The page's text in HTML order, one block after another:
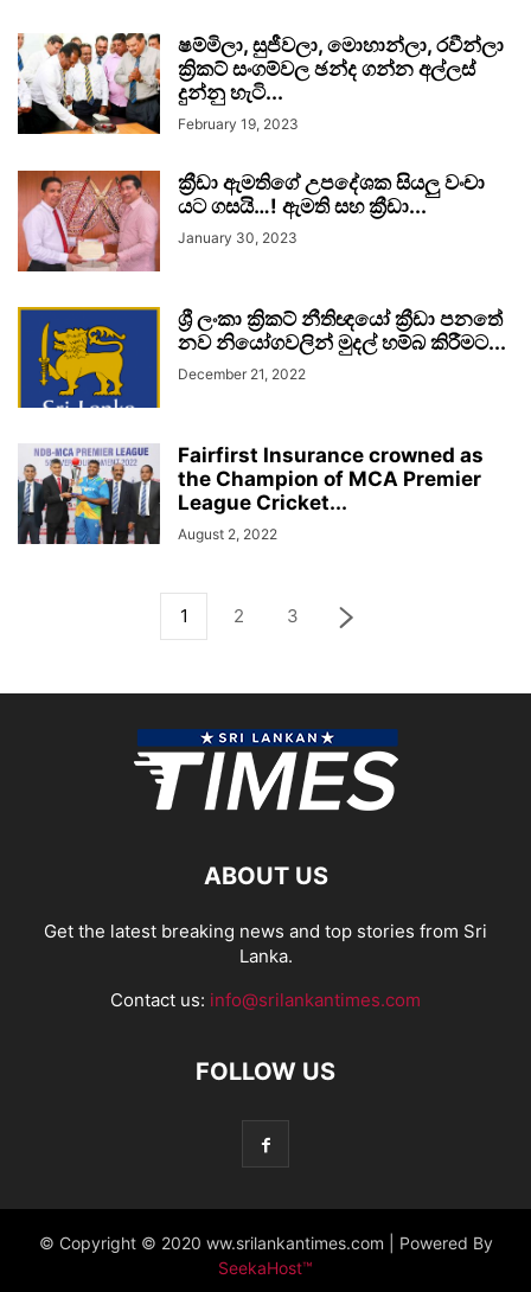
ෂම්මිලා, සුජීවලා, මොහාන්ලා, රවීන්ලා
ක්‍රිකට් සංගම්වල ඡන්ද ගන්න අල්ලස්
දුන්නු හැටි...
February 19, 2023
ක්‍රීඩා ඇමතිගේ උපදේශක සියලු වංචා
යට ගසයි…! ඇමති සහ ක්‍රීඩා...
January 30, 2023
ශ්‍රී ලංකා ක්‍රිකට් නීතිඥයෝ ක්‍රීඩා පනතේ
නව නියෝගවලින් මුදල් හම්බ කිරීමට...
December 21, 2022
Fairfirst Insurance crowned as
the Champion of MCA Premier
League Cricket...
August 2, 2022
1 2 3
ABOUT US
Get the latest breaking news and top stories from Sri
Lanka.
Contact us: info@srilankantimes.com
FOLLOW US
© Copyright © 2020 ww.srilankantimes.com | Powered By
SeekaHost™